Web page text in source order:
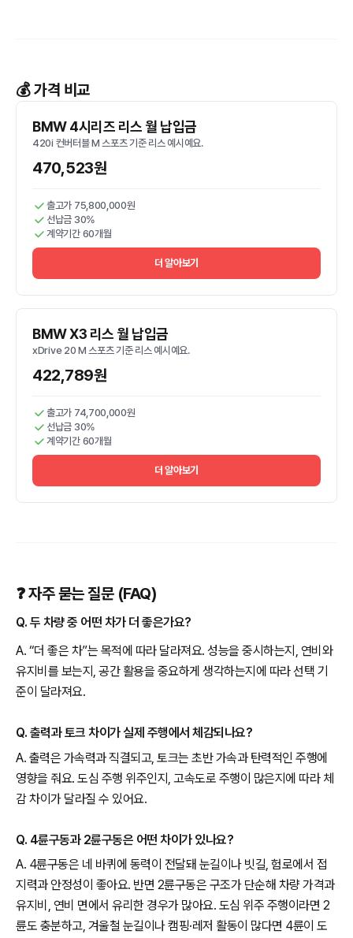
💰 가격 비교
BMW 4시리즈 리스 월 납입금
420i 컨버터블 M 스포츠 기준 리스 예시예요.
470,523원
출고가 75,800,000원
선납금 30%
계약기간 60개월
더 알아보기
BMW X3 리스 월 납입금
xDrive 20 M 스포츠 기준 리스 예시예요.
422,789원
출고가 74,700,000원
선납금 30%
계약기간 60개월
더 알아보기
❓ 자주 묻는 질문 (FAQ)
Q. 두 차량 중 어떤 차가 더 좋은가요?
A. “더 좋은 차”는 목적에 따라 달라져요. 성능을 중시하는지, 연비와
유지비를 보는지, 공간 활용을 중요하게 생각하는지에 따라 선택 기
준이 달라져요.
Q. 출력과 토크 차이가 실제 주행에서 체감되나요?
A. 출력은 가속력과 직결되고, 토크는 초반 가속과 탄력적인 주행에
영향을 줘요. 도심 주행 위주인지, 고속도로 주행이 많은지에 따라 체
감 차이가 달라질 수 있어요.
Q. 4륜구동과 2륜구동은 어떤 차이가 있나요?
A. 4륜구동은 네 바퀴에 동력이 전달돼 눈길이나 빗길, 험로에서 접
지력과 안정성이 좋아요. 반면 2륜구동은 구조가 단순해 차량 가격과
유지비, 연비 면에서 유리한 경우가 많아요. 도심 위주 주행이라면 2
륜도 충분하고, 겨울철 눈길이나 캠핑·레저 활동이 많다면 4륜이 도